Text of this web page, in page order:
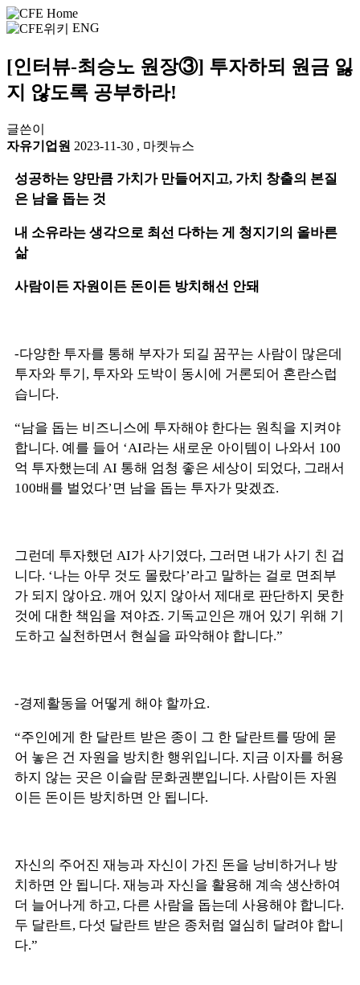
ENG
[인터뷰-최승노 원장③] 투자하되 원금 잃
지 않도록 공부하라!
글쓴이
자유기업원 2023-11-30 , 마켓뉴스
성공하는 양만큼 가치가 만들어지고, 가치 창출의 본질
은 남을 돕는 것
내 소유라는 생각으로 최선 다하는 게 청지기의 올바른
삶
사람이든 자원이든 돈이든 방치해선 안돼
-다양한 투자를 통해 부자가 되길 꿈꾸는 사람이 많은데
투자와 투기, 투자와 도박이 동시에 거론되어 혼란스럽
습니다.
“남을 돕는 비즈니스에 투자해야 한다는 원칙을 지켜야
합니다. 예를 들어 ‘AI라는 새로운 아이템이 나와서 100
억 투자했는데 AI 통해 엄청 좋은 세상이 되었다, 그래서
100배를 벌었다’면 남을 돕는 투자가 맞겠죠.
그런데 투자했던 AI가 사기였다, 그러면 내가 사기 친 겁
니다. ‘나는 아무 것도 몰랐다’라고 말하는 걸로 면죄부
가 되지 않아요. 깨어 있지 않아서 제대로 판단하지 못한
것에 대한 책임을 져야죠. 기독교인은 깨어 있기 위해 기
도하고 실천하면서 현실을 파악해야 합니다.”
-경제활동을 어떻게 해야 할까요.
“주인에게 한 달란트 받은 종이 그 한 달란트를 땅에 묻
어 놓은 건 자원을 방치한 행위입니다. 지금 이자를 허용
하지 않는 곳은 이슬람 문화권뿐입니다. 사람이든 자원
이든 돈이든 방치하면 안 됩니다.
자신의 주어진 재능과 자신이 가진 돈을 낭비하거나 방
치하면 안 됩니다. 재능과 자신을 활용해 계속 생산하여
더 늘어나게 하고, 다른 사람을 돕는데 사용해야 합니다.
두 달란트, 다섯 달란트 받은 종처럼 열심히 달려야 합니
다.”